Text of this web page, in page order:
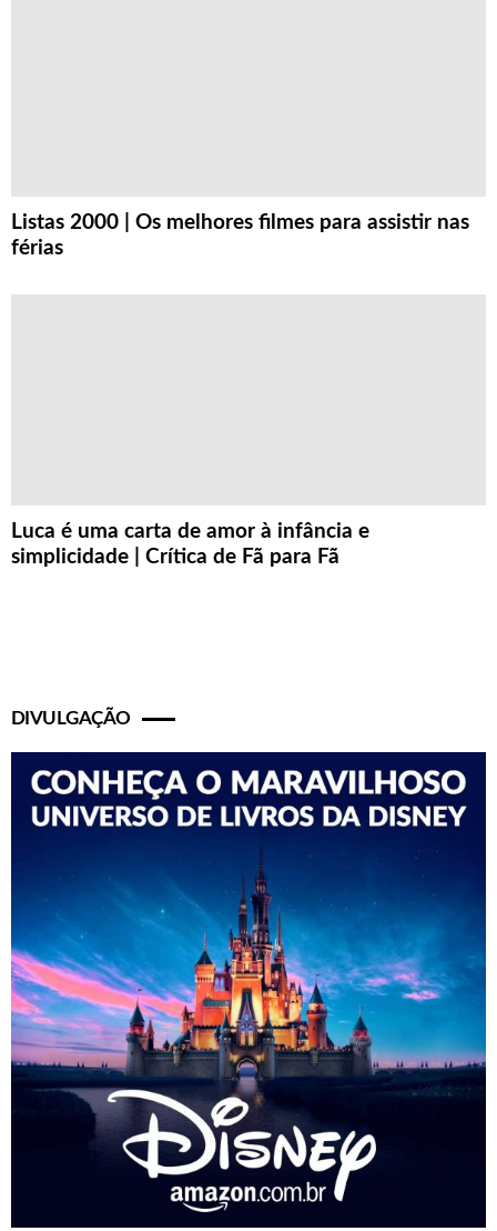
Listas 2000 | Os melhores filmes para assistir nas
férias
Luca é uma carta de amor à infância e
simplicidade | Crítica de Fã para Fã
DIVULGAÇÃO